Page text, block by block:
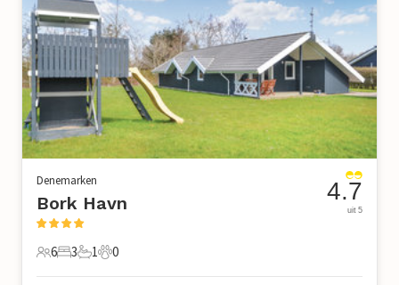
Denemarken
Bork Havn
6 Gasten
6
3 Slaapkamers
3
1 Badkamer
1
0 Huisdieren
0
4.7
uit 5